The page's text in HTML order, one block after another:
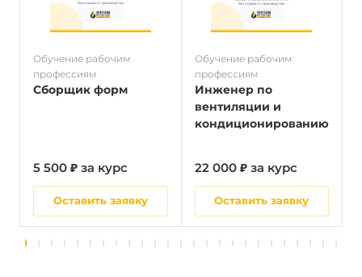
Обучение рабочим
профессиям
Сборщик форм
5 500 ₽ за курс
Оставить заявку
Обучение рабочим
профессиям
Инженер по
вентиляции и
кондиционированию
22 000 ₽ за курс
Оставить заявку